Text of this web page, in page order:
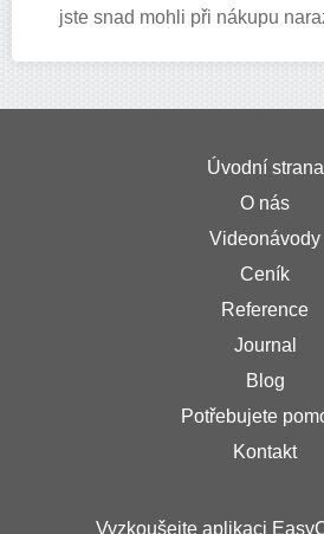
jste snad mohli při nákupu
Úvodní strana
O nás
Videonávody
Ceník
Reference
Journal
Blog
Potřebujete
Kontakt
Vyzkoušejte aplikaci